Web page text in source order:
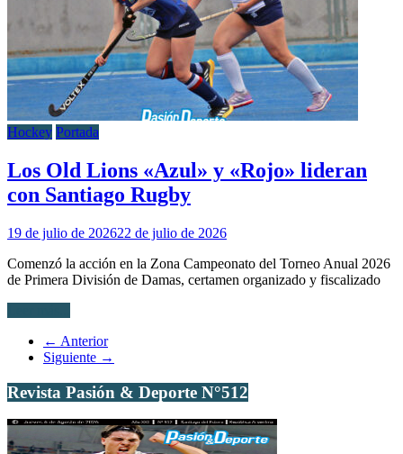
Hockey Portada
Los Old Lions «Azul» y «Rojo» lideran
con Santiago Rugby
19 de julio de 202622 de julio de 2026
Comenzó la acción en la Zona Campeonato del Torneo Anual 2026
de Primera División de Damas, certamen organizado y fiscalizado
← Anterior
Siguiente →
Revista Pasión & Deporte N°512